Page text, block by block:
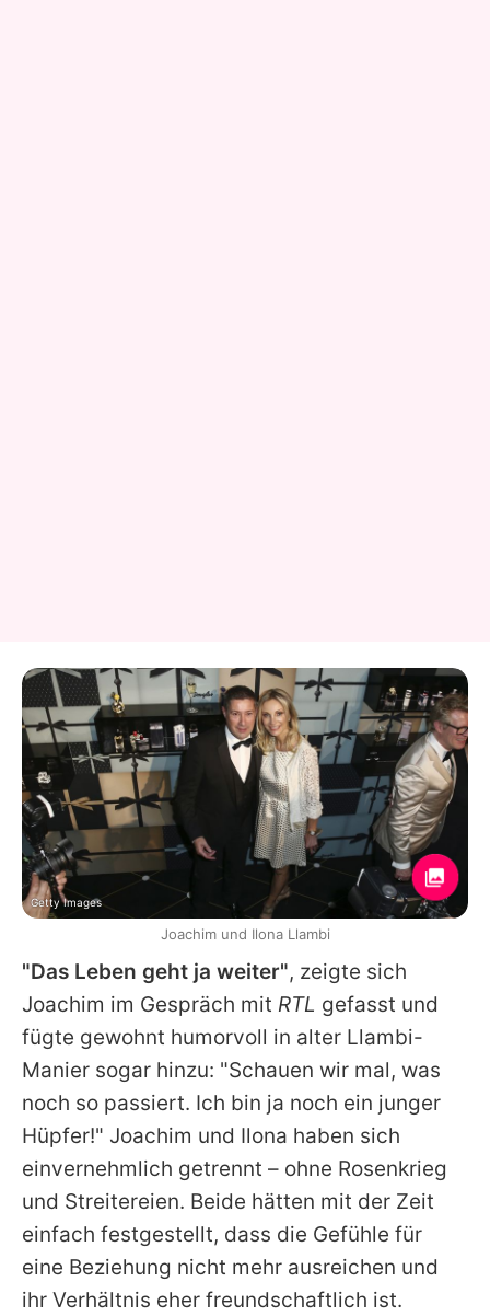
"Das Leben geht ja weiter", zeigte sich
Joachim im Gespräch mit RTL gefasst und
fügte gewohnt humorvoll in alter Llambi-
Manier sogar hinzu: "Schauen wir mal, was
noch so passiert. Ich bin ja noch ein junger
Hüpfer!" Joachim und Ilona haben sich
einvernehmlich getrennt – ohne Rosenkrieg
und Streitereien. Beide hätten mit der Zeit
einfach festgestellt, dass die Gefühle für
eine Beziehung nicht mehr ausreichen und
ihr Verhältnis eher freundschaftlich ist.
Getty Images
Joachim und Ilona Llambi